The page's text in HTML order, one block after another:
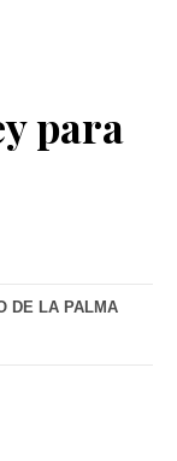
para
DE LA PALMA